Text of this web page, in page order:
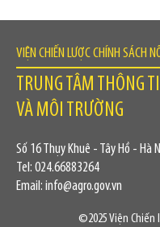
VIỆN CHIẾN LƯỢC CHÍNH SÁCH
TRUNG TÂM THÔNG
VÀ MÔI TRƯỜNG
Số 16 Thụy Khuê - Tây Hồ - Hà
Tel: 024.66883264
Email: info@agro.gov.vn
©2025 Viện Chiến